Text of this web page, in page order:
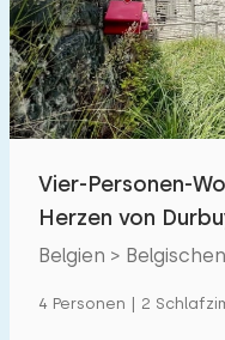
Schwimmbad
Eingezäunter
Haustierfrei
Ladestation Auto
Vier-Personen-
Herzen von
Belgien >
4 Personen | 2